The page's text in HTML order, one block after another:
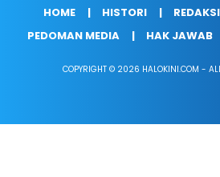
HOME HISTORI REDAKSI
PEDOMAN MEDIA
HAK JAWAB
COPYRIGHT © 2026 HALOKINI.COM -